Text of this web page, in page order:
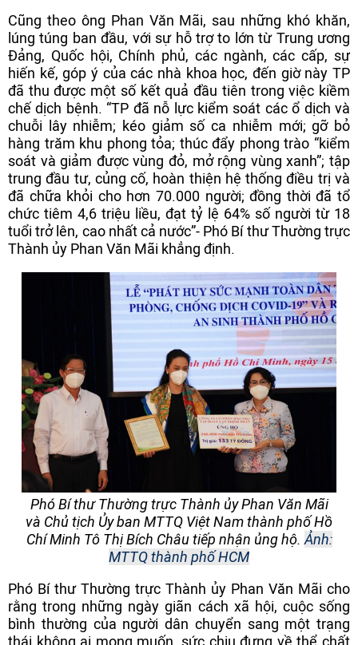
Cũng theo ông Phan Văn Mãi, sau những khó khăn,
lúng túng ban đầu, với sự hỗ trợ to lớn từ Trung ương
Đảng, Quốc hội, Chính phủ, các ngành, các cấp, sự
hiến kế, góp ý của các nhà khoa học, đến giờ này TP
đã thu được một số kết quả đầu tiên trong việc kiềm
chế dịch bệnh. “TP đã nỗ lực kiểm soát các ổ dịch và
chuỗi lây nhiễm; kéo giảm số ca nhiễm mới; gỡ bỏ
hàng trăm khu phong tỏa; thúc đẩy phong trào “kiểm
soát và giảm được vùng đỏ, mở rộng vùng xanh”; tập
trung đầu tư, củng cố, hoàn thiện hệ thống điều trị và
đã chữa khỏi cho hơn 70.000 người; đồng thời đã tổ
chức tiêm 4,6 triệu liều, đạt tỷ lệ 64% số người từ 18
tuổi trở lên, cao nhất cả nước”- Phó Bí thư Thường trực
Thành ủy Phan Văn Mãi khẳng định.
Phó Bí thư Thường trực Thành ủy Phan Văn Mãi
và Chủ tịch Ủy ban MTTQ Việt Nam thành phố Hồ
Chí Minh Tô Thị Bích Châu tiếp nhận ủng hộ. Ảnh:
MTTQ thành phố HCM
Phó Bí thư Thường trực Thành ủy Phan Văn Mãi cho
rằng trong những ngày giãn cách xã hội, cuộc sống
bình thường của người dân chuyển sang một trạng
thái không ai mong muốn, sức chịu đựng về thể chất